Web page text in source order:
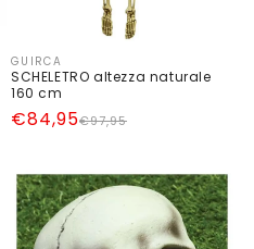
Produttore:
GUIRCA
SCHELETRO altezza naturale
160 cm
Prezzo
listino
€97,95
Prezzo
€84,95